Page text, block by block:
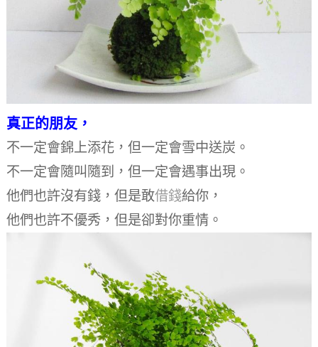
真正的朋友，
不一定會錦上添花， 但一定會雪中送炭。
不一定會隨叫隨到， 但一定會遇事出現。
他們也許沒有錢，但是敢借錢給你，
他們也許不優秀， 但是卻對你重情。